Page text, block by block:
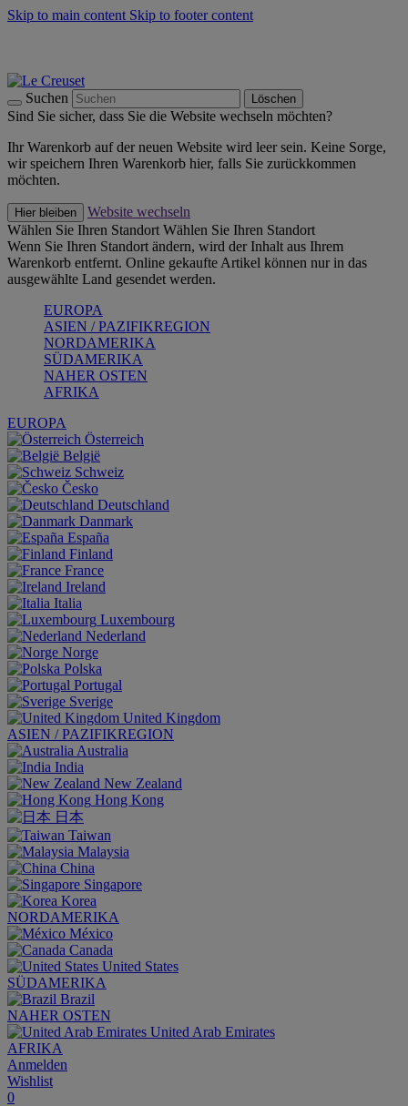
Skip to main content Skip to footer content
Suchen Löschen
Sind Sie sicher, dass Sie die Website wechseln möchten?
Ihr Warenkorb auf der neuen Website wird leer sein. Keine Sorge,
wir speichern Ihren Warenkorb hier, falls Sie zurückkommen
möchten.
Hier bleiben
Website wechseln
Wählen Sie Ihren Standort Wählen Sie Ihren Standort
Wenn Sie Ihren Standort ändern, wird der Inhalt aus Ihrem
Warenkorb entfernt. Online gekaufte Artikel können nur in das
ausgewählte Land gesendet werden.
EUROPA
ASIEN / PAZIFIKREGION
NORDAMERIKA
SÜDAMERIKA
NAHER OSTEN
AFRIKA
EUROPA
Österreich
België
Schweiz
Česko
Deutschland
Danmark
España
Finland
France
Ireland
Italia
Luxembourg
Nederland
Norge
Polska
Portugal
Sverige
United Kingdom
ASIEN / PAZIFIKREGION
Australia
India
New Zealand
Hong Kong
日本
Taiwan
Malaysia
China
Singapore
Korea
NORDAMERIKA
México
Canada
United States
SÜDAMERIKA
Brazil
NAHER OSTEN
United Arab Emirates
AFRIKA
Anmelden
Wishlist
0